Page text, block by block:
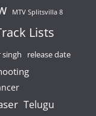
MTV Splitsvilla 8
Lists
singh release date
Telugu